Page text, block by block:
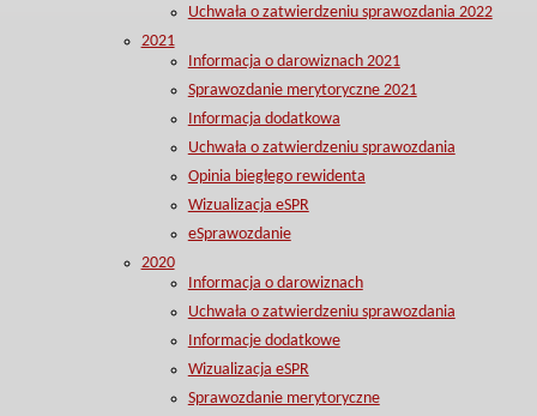
Uchwała o zatwierdzeniu sprawozdania 2022
2021
Informacja o darowiznach 2021
Sprawozdanie merytoryczne 2021
Informacja dodatkowa
Uchwała o zatwierdzeniu sprawozdania
Opinia biegłego rewidenta
Wizualizacja eSPR
eSprawozdanie
2020
Informacja o darowiznach
Uchwała o zatwierdzeniu sprawozdania
Informacje dodatkowe
Wizualizacja eSPR
Sprawozdanie merytoryczne